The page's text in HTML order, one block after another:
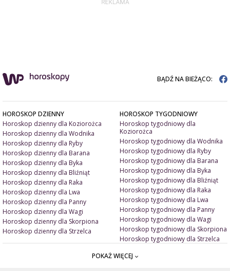
BĄDŹ NA BIEŻĄCO:
HOROSKOP DZIENNY
Horoskop dzienny dla Koziorożca
Horoskop dzienny dla Wodnika
Horoskop dzienny dla Ryby
Horoskop dzienny dla Barana
Horoskop dzienny dla Byka
Horoskop dzienny dla Bliźniąt
Horoskop dzienny dla Raka
Horoskop dzienny dla Lwa
Horoskop dzienny dla Panny
Horoskop dzienny dla Wagi
Horoskop dzienny dla Skorpiona
Horoskop dzienny dla Strzelca
HOROSKOP TYGODNIOWY
Horoskop tygodniowy dla
Koziorożca
Horoskop tygodniowy dla Wodnika
Horoskop tygodniowy dla Ryby
Horoskop tygodniowy dla Barana
Horoskop tygodniowy dla Byka
Horoskop tygodniowy dla Bliźniąt
Horoskop tygodniowy dla Raka
Horoskop tygodniowy dla Lwa
Horoskop tygodniowy dla Panny
Horoskop tygodniowy dla Wagi
Horoskop tygodniowy dla Skorpiona
Horoskop tygodniowy dla Strzelca
ZNAK ZODIAKU A
POKAŻ WIĘCEJ